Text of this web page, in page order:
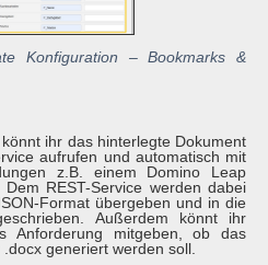
Konfiguration – Bookmarks &
ihr das hinterlegte Dokument
aufrufen und automatisch mit
z.B. einem Domino Leap
REST-Service werden dabei
Format übergeben und in die
Außerdem könnt ihr
Anforderung mitgeben, ob das
generiert werden soll.